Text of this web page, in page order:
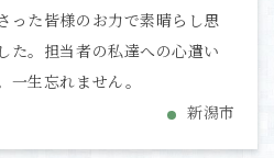
った皆様のお力で素晴らし思
た。担当者の私達への心遣い
一生忘れません。
新潟市